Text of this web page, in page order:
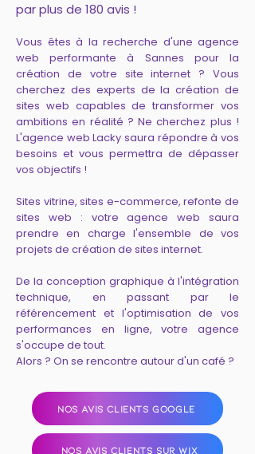
par plus de 180 avis !
Vous êtes à la recherche d'une agence
web performante à Sannes pour la
création de votre site internet ? Vous
cherchez des experts de la création de
sites web capables de transformer vos
ambitions en réalité ? Ne cherchez plus !
L'agence web Lacky saura répondre à vos
besoins et vous permettra de dépasser
vos objectifs !
Sites vitrine, sites e-commerce, refonte de
sites web : votre agence web saura
prendre en charge l'ensemble de vos
projets de création de sites internet.
De la conception graphique à l'intégration
technique, en passant par le
référencement et l'optimisation de vos
performances en ligne, votre agence
s'occupe de tout.
Alors ? On se rencontre autour d'un café ?
NOS AVIS CLIENTS GOOGLE
NOS AVIS CLIENTS SUR WIX